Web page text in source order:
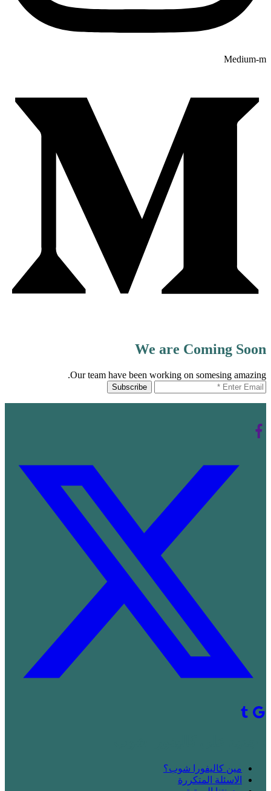
Medium-m
We are Coming Soon
Our team have been working on somesing amazing.
مين كاليفورا شوب؟
الاسئلة المتكررة